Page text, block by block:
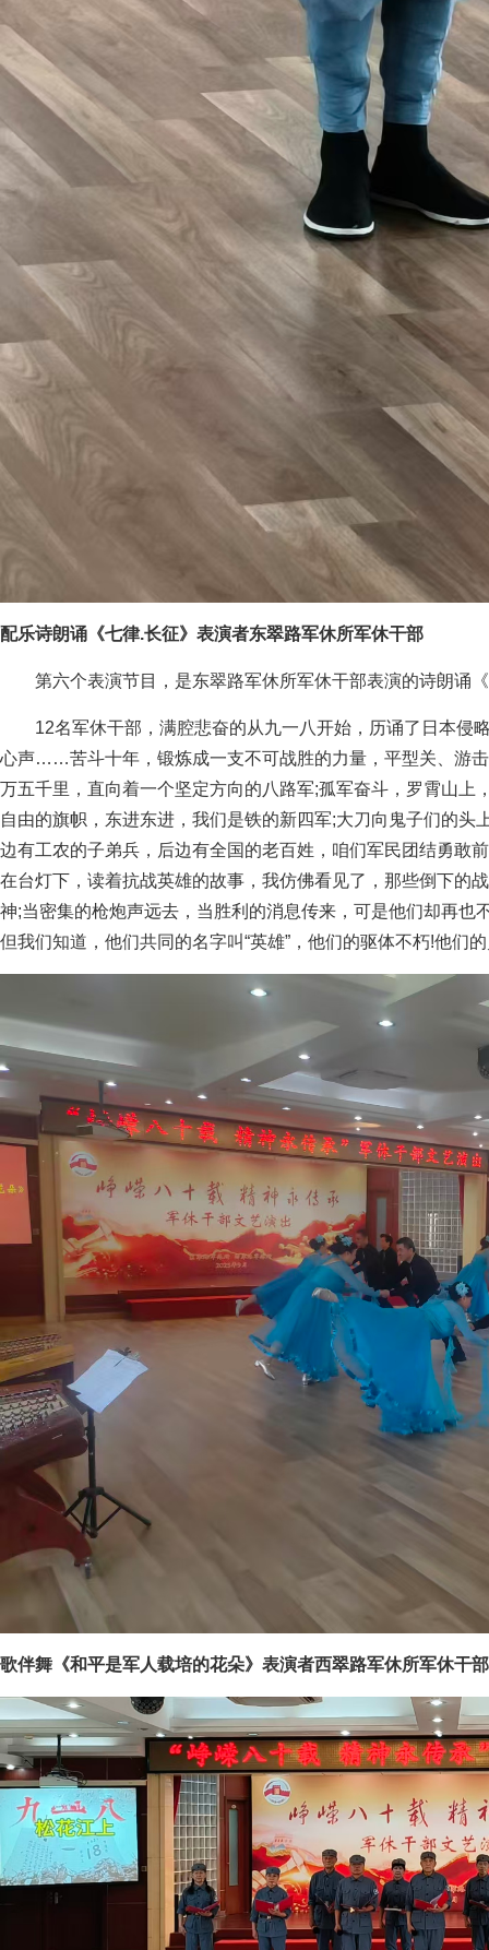
配乐诗朗诵《七律.长征》表演者东翠路军休所军休干部
第六个表演节目，是东翠路军休所军休干部表演的诗朗诵
12名军休干部，满腔悲奋的从九一八开始，历诵了日本侵
心声……苦斗十年，锻炼成一支不可战胜的力量，平型关、游
万五千里，直向着一个坚定方向的八路军;孤军奋斗，罗霄山上
自由的旗帜，东进东进，我们是铁的新四军;大刀向鬼子们的
边有工农的子弟兵，后边有全国的老百姓，咱们军民团结勇敢
在台灯下，读着抗战英雄的故事，我仿佛看见了，那些倒下的
神;当密集的枪炮声远去，当胜利的消息传来，可是他们却再也
但我们知道，他们共同的名字叫“英雄”，他们的驱体不朽!他们
歌伴舞《和平是军人载培的花朵》表演者西翠路军休所军休干部